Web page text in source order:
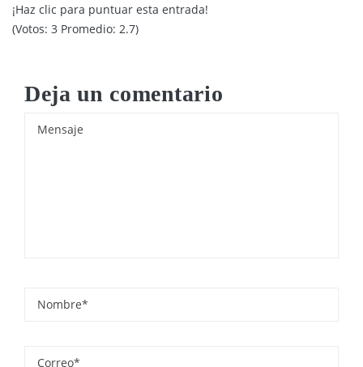
¡Haz clic para puntuar esta entrada!
(Votos: 3 Promedio: 2.7)
Deja un comentario